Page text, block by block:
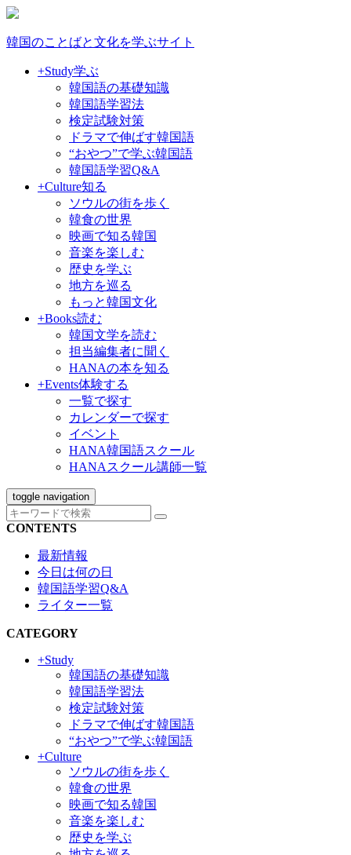
韓国のことばと文化を学ぶサイト
+Study学ぶ
韓国語の基礎知識
韓国語学習法
検定試験対策
ドラマで伸ばす韓国語
“おやつ”で学ぶ韓国語
韓国語学習Q&A
+Culture知る
ソウルの街を歩く
韓食の世界
映画で知る韓国
音楽を楽しむ
歴史を学ぶ
地方を巡る
もっと韓国文化
+Books読む
韓国文学を読む
担当編集者に聞く
HANAの本を知る
+Events体験する
一覧で探す
カレンダーで探す
イベント
HANA韓国語スクール
HANAスクール講師一覧
toggle navigation
CONTENTS
最新情報
今日は何の日
韓国語学習Q&A
ライター一覧
CATEGORY
+Study
韓国語の基礎知識
韓国語学習法
検定試験対策
ドラマで伸ばす韓国語
“おやつ”で学ぶ韓国語
+Culture
ソウルの街を歩く
韓食の世界
映画で知る韓国
音楽を楽しむ
歴史を学ぶ